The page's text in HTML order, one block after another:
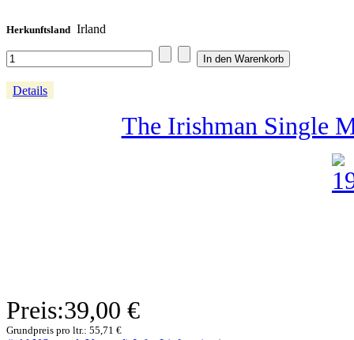
Herkunftsland Irland
Details
The Irishman Single
Preis:39,00 €
Grundpreis pro ltr.: 55,71 €